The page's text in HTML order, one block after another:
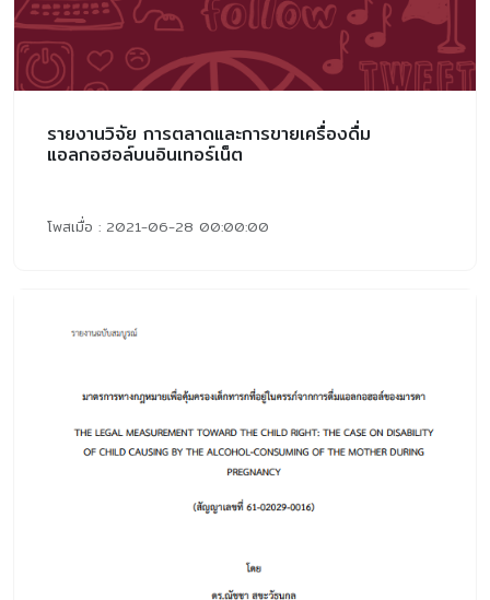
รายงานวิจัย การตลาดและการขายเครื่องดื่ม
แอลกอฮอล์บนอินเทอร์เน็ต
โพสเมื่อ : 2021-06-28 00:00:00